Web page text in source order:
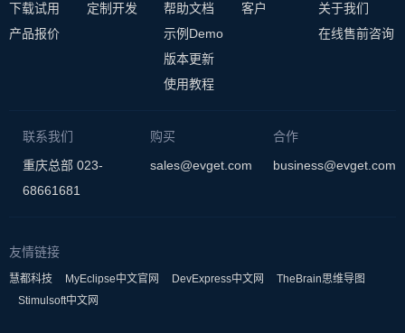
下载试用
产品报价
定制开发
帮助文档
示例Demo
版本更新
使用教程
客户
关于我们
在线售前咨询
联系我们
重庆总部 023-
68661681
购买
sales@evget.com
合作
business@evget.com
友情链接
慧都科技 MyEclipse中文官网 DevExpress中文网
TheBrain思维导图
Stimulsoft中文网